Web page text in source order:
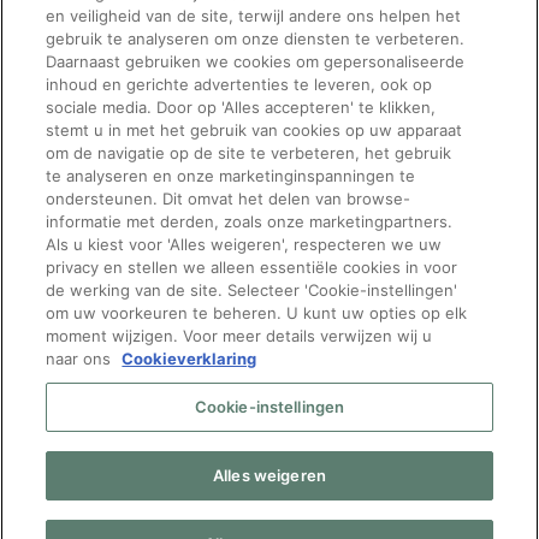
hier. Door bpost, klikhier.
Tijdelijk opslaan
Volgende
Vragen over
werken bij bpost?
Neem gerust contact op
met onze recruiters:
[email protected]of bel
Mijn gdpr-rechten|Privacy
Privacy notice
bpost|FAQ bpost
Volg Manpower
en veiligheid van de site, terwijl andere ons helpen het
gebruik te analyseren om onze diensten te verbeteren.
Daarnaast gebruiken we cookies om gepersonaliseerde
inhoud en gerichte advertenties te leveren, ook op
sociale media. Door op 'Alles accepteren' te klikken,
stemt u in met het gebruik van cookies op uw apparaat
om de navigatie op de site te verbeteren, het gebruik
te analyseren en onze marketinginspanningen te
ondersteunen. Dit omvat het delen van browse-
informatie met derden, zoals onze marketingpartners.
Als u kiest voor 'Alles weigeren', respecteren we uw
privacy en stellen we alleen essentiële cookies in voor
de werking van de site. Selecteer 'Cookie-instellingen'
om uw voorkeuren te beheren. U kunt uw opties op elk
moment wijzigen. Voor meer details verwijzen wij u
naar ons
Cookieverklaring
Cookie-instellingen
Alles weigeren